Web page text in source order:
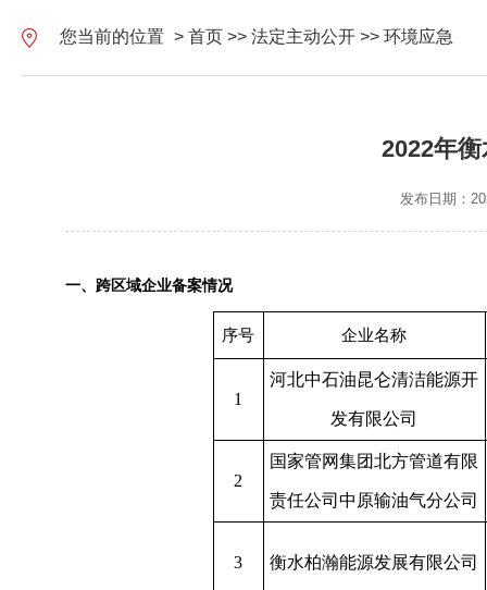
您当前的位置 > 首页 >> 法定主动公开 >> 环境应急
2022年
发布日期：
一、跨区域企业备案情况
序号 企业名称
1
河北中石油昆仑清洁能源开
发有限公司
2
国家管网集团北方管道有限
责任公司中原输油气分公司
3 衡水柏瀚能源发展有限公司